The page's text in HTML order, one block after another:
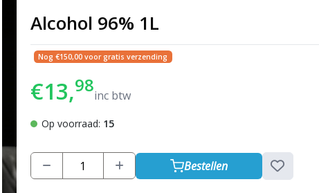
Alcohol 96% 1L
Nog €150,00 voor gratis verzending
€13,98inc btw
Op voorraad: 15
Bestellen